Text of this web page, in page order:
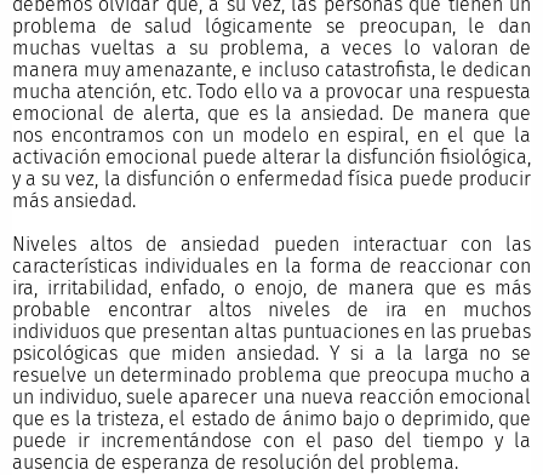
problema de salud lógicamente se preocupan, le dan
muchas vueltas a su problema, a veces lo valoran de
manera muy amenazante, e incluso catastrofista, le dedican
mucha atención, etc. Todo ello va a provocar una respuesta
emocional de alerta, que es la ansiedad. De manera que
nos encontramos con un modelo en espiral, en el que la
activación emocional puede alterar la disfunción fisiológica,
y a su vez, la disfunción o enfermedad física puede producir
más ansiedad.
Niveles altos de ansiedad pueden interactuar con las
características individuales en la forma de reaccionar con
ira, irritabilidad, enfado, o enojo, de manera que es más
probable encontrar altos niveles de ira en muchos
individuos que presentan altas puntuaciones en las pruebas
psicológicas que miden ansiedad. Y si a la larga no se
resuelve un determinado problema que preocupa mucho a
un individuo, suele aparecer una nueva reacción emocional
que es la tristeza, el estado de ánimo bajo o deprimido, que
puede ir incrementándose con el paso del tiempo y la
ausencia de esperanza de resolución del problema.